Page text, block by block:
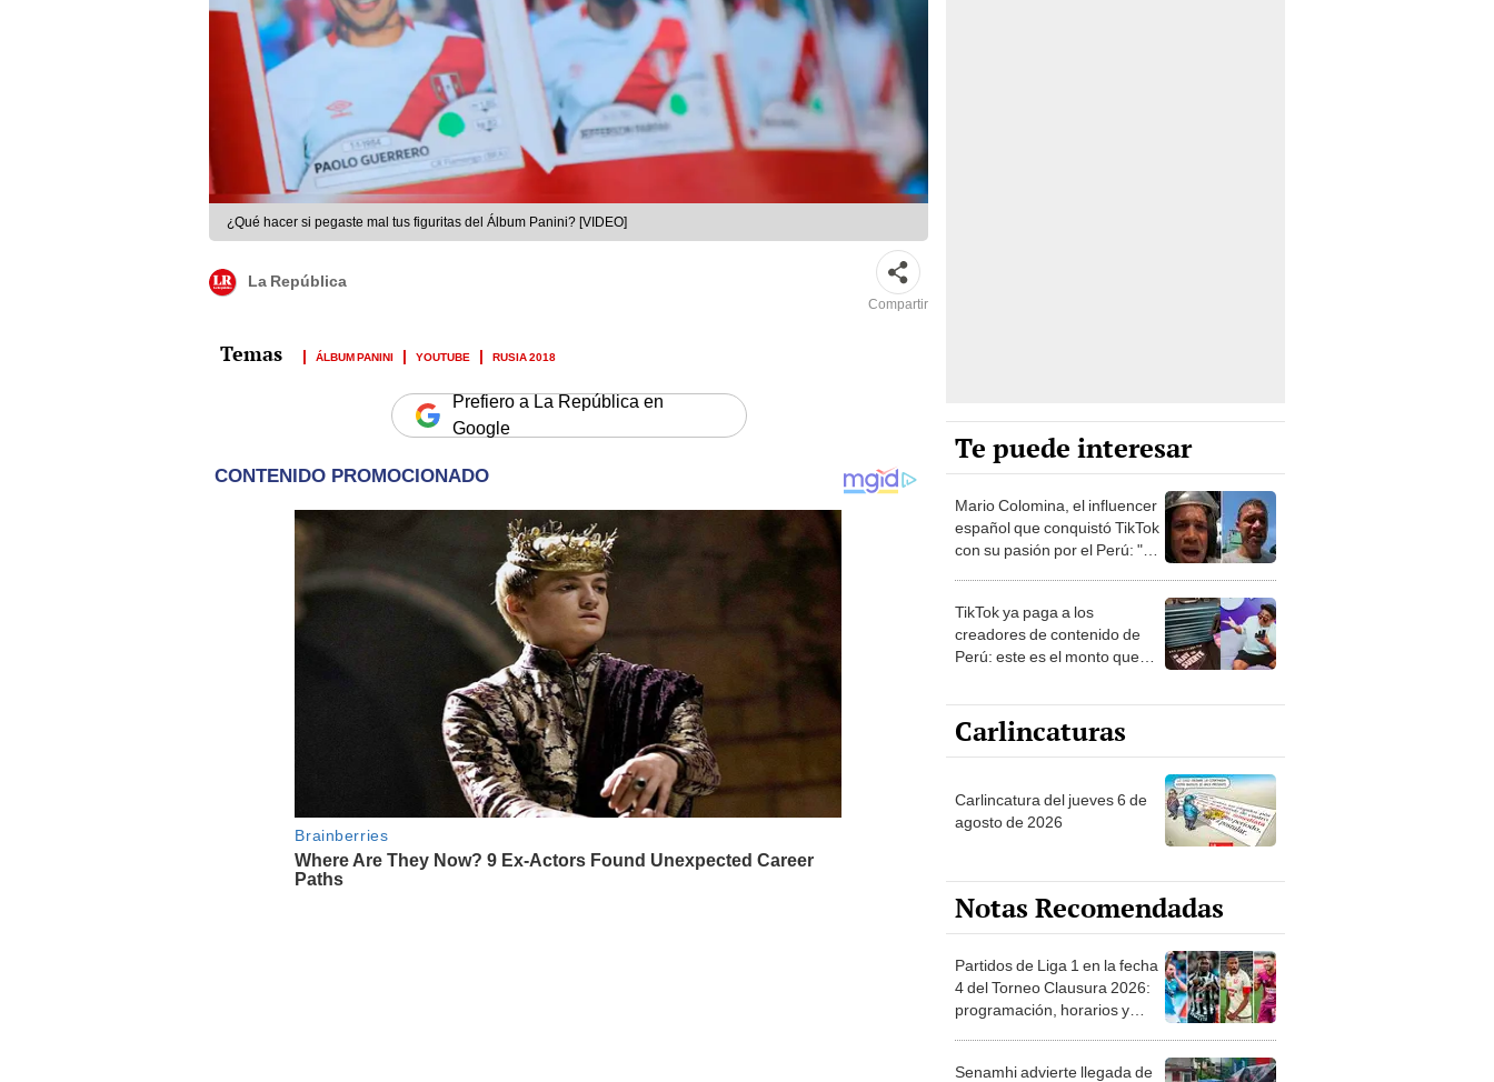
¿Qué hacer si pegaste mal tus figuritas del Álbum Panini? [VIDEO]
La República
Compartir
ÁLBUM PANINI YOUTUBE RUSIA 2018
Prefiero a La República en
Google
Te puede interesar
Mario Colomina, el influencer
español que conquistó TikTok
con su pasión por el Perú: "Mi
TikTok ya paga a los
creadores de contenido de
Perú: este es el monto que
1.000 vistas
Carlincaturas
Carlincatura del jueves 6 de
agosto de 2026
Notas Recomendadas
Partidos de Liga 1 en la fecha
4 del Torneo Clausura 2026:
programación, horarios y
Senamhi advierte llegada de